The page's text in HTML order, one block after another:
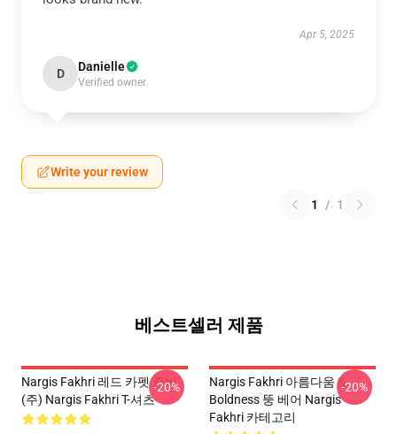
Apr 5, 2025
D Danielle
Verified owner
Write your review
1 / 1
베스트셀러 제품
Nargis Fakhri 레드 카펫 준비
(주) Nargis Fakhri T-셔츠
-20%
Nargis Fakhri 아름다움 &
Boldness 뚱 베어 Nargis
Fakhri 카테고리
-20%